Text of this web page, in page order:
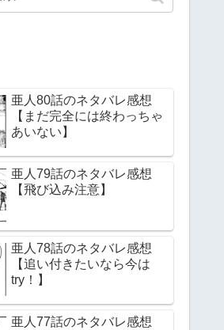
亜人80話のネタバレ感想
【まだ完全には終わっちゃ
あいない】
亜人79話のネタバレ感想
【飛び込み注意】
亜人78話のネタバレ感想
【追い付きたいなら今は
try！】
亜人77話のネタバレ感想